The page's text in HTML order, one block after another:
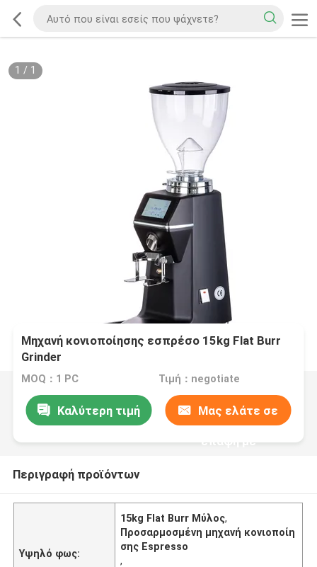
1 / 1
Μηχανή κονιοποίησης εσπρέσο 15kg Flat Burr
Grinder
MOQ：1 PC Τιμή：negotiate
Καλύτερη τιμή Μας ελάτε σε
επαφή με
Περιγραφή προϊόντων
Υψηλό φως:
15kg Flat Burr Μύλος,
Προσαρμοσμένη μηχανή κονιοποίη
σης Espresso
,